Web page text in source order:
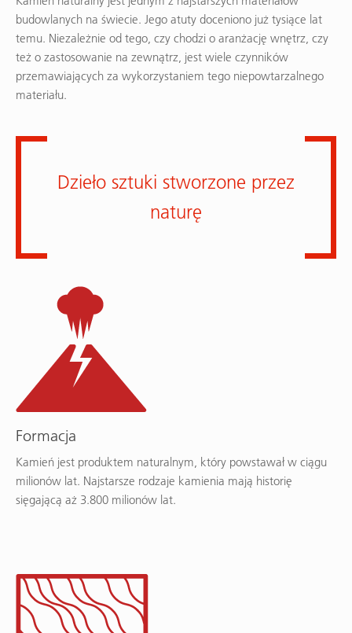
budowlanych na świecie. Jego atuty doceniono już tysiące lat
temu. Niezależnie od tego, czy chodzi o aranżację wnętrz, czy
też o zastosowanie na zewnątrz, jest wiele czynników
przemawiających za wykorzystaniem tego niepowtarzalnego
materiału.
Dzieło sztuki stworzone przez
naturę
Formacja
Kamień jest produktem naturalnym, który powstawał w ciągu
milionów lat. Najstarsze rodzaje kamienia mają historię
sięgającą aż 3.800 milionów lat.